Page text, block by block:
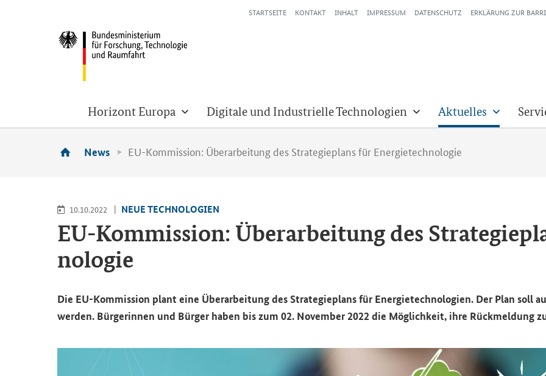
STARTSEITE KONTAKT INHALT IMPRESSUM DATENSCHUTZ ERKLÄRUNG ZUR
Horizont Europa Digitale und Industrielle Technologien Aktuelles
News EU-Kommission: Überarbeitung des Strategieplans für Energietechnologie
10.10.2022 NEUE TECH­NO­LO­GIEN
EU-​Kommission: Über­ar­bei­tung des
no­lo­gie
Die EU-​Kommission plant eine Über­ar­bei­tung des Stra­te­gie­plans für En­er­gie­tech­no­lo­gien. Der Plan soll
wer­den. Bür­ge­rin­nen und Bür­ger haben bis zum 02. No­vem­ber 2022 die Mög­lich­keit, ihre Rück­mel­dung